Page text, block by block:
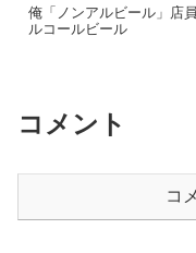
俺「ノンアルビール」店
ルコールビール
コメント
コ